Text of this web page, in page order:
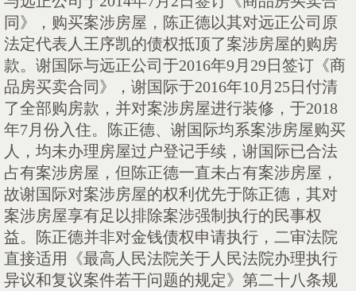
同》，购买案涉房屋，陈正德以其对远正公司原
法定代表人王序凯的债权抵顶了案涉房屋的购房
款。谢国际与远正公司于2016年9月29日签订《商
品房买卖合同》，谢国际于2016年10月25日付清
了全部购房款，并对案涉房屋进行装修，于2018
年7月份入住。陈正德、谢国际均系案涉房屋购买
人，均未办理房屋过户登记手续，谢国际已合法
占有案涉房屋，但陈正德一直未占有案涉房屋，
故谢国际对案涉房屋的权利优先于陈正德，其对
案涉房屋享有足以排除案涉强制执行的民事权
益。陈正德并非对金钱债权申请执行，二审法院
直接适用《最高人民法院关于人民法院办理执行
异议和复议案件若干问题的规定》第二十八条规